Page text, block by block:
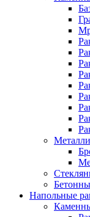
Напольные